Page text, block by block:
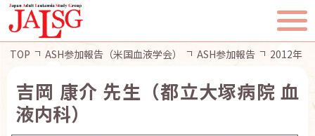
TOP ASH参加報告（米国血液学会） ASH参加報告 2012年
吉岡 康介 先生（都立大塚病院 血
液内科）